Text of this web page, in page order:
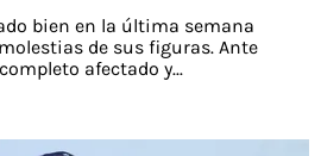
bien en la última semana
de sus figuras. Ante
afectado y...